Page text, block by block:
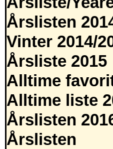
Årslisten
Vinter 2014/
Årsliste 2015
Alltime
Alltime liste
Årslisten
Årslisten